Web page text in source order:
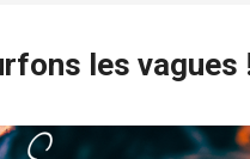
les vagues